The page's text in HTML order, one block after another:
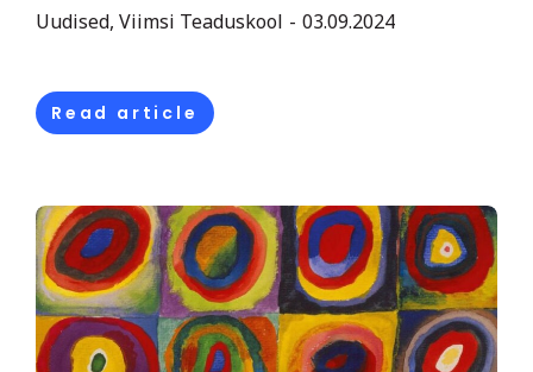
Uudised, Viimsi Teaduskool 03.09.2024
Read article